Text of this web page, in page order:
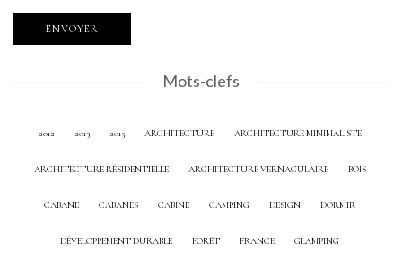
Mots-clefs
2012 2013 2015 ARCHITECTURE ARCHITECTURE MINIMALISTE
ARCHITECTURE RÉSIDENTIELLE ARCHITECTURE VERNACULAIRE BOIS
CABANE CABANES CABINE CAMPING DESIGN DORMIR
DÉVELOPPEMENT DURABLE FORÊT FRANCE GLAMPING